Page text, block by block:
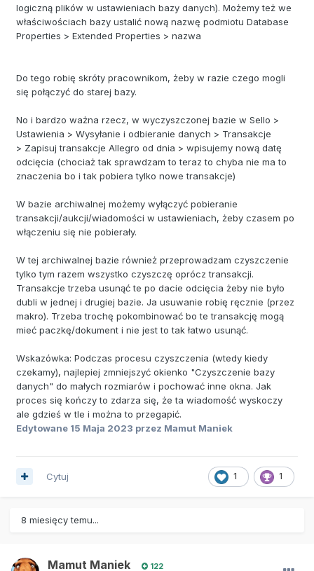
logiczną plików w ustawieniach bazy danych). Możemy też we
właściwościach bazy ustalić nową nazwę podmiotu Database
Properties > Extended Properties > nazwa
Do tego robię skróty pracownikom, żeby w razie czego mogli
się połączyć do starej bazy.
No i bardzo ważna rzecz, w wyczyszczonej bazie w Sello >
Ustawienia > Wysyłanie i odbieranie danych > Transakcje
> Zapisuj transakcje Allegro od dnia > wpisujemy nową datę
odcięcia (chociaż tak sprawdzam to teraz to chyba nie ma to
znaczenia bo i tak pobiera tylko nowe transakcje)
W bazie archiwalnej możemy wyłączyć pobieranie
transakcji/aukcji/wiadomości w ustawieniach, żeby czasem po
włączeniu się nie pobierały.
W tej archiwalnej bazie również przeprowadzam czyszczenie
tylko tym razem wszystko czyszczę oprócz transakcji.
Transakcje trzeba usunąć te po dacie odcięcia żeby nie było
dubli w jednej i drugiej bazie. Ja usuwanie robię ręcznie (przez
makro). Trzeba trochę pokombinować bo te transakcję mogą
mieć paczkę/dokument i nie jest to tak łatwo usunąć.
Wskazówka: Podczas procesu czyszczenia (wtedy kiedy
czekamy), najlepiej zmniejszyć okienko "Czyszczenie bazy
danych" do małych rozmiarów i pochować inne okna. Jak
proces się kończy to zdarza się, że ta wiadomość wyskoczy
ale gdzieś w tle i można to przegapić.
Edytowane 15 Maja 2023 przez Mamut Maniek
1 1
Cytuj
8 miesięcy temu...
Mamut Maniek 122